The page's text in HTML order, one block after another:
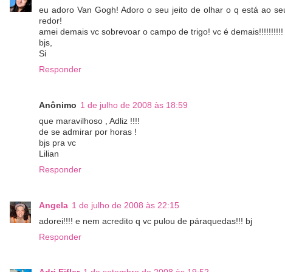
eu adoro Van Gogh! Adoro o seu jeito de olhar o q está ao
redor!
amei demais vc sobrevoar o campo de trigo! vc é demais!!!!!!!!!!
bjs,
Si
Responder
Anônimo 1 de julho de 2008 às 18:59
que maravilhoso , Adliz !!!!
de se admirar por horas !
bjs pra vc
Lilian
Responder
Angela 1 de julho de 2008 às 22:15
adorei!!!! e nem acredito q vc pulou de páraquedas!!! bj
Responder